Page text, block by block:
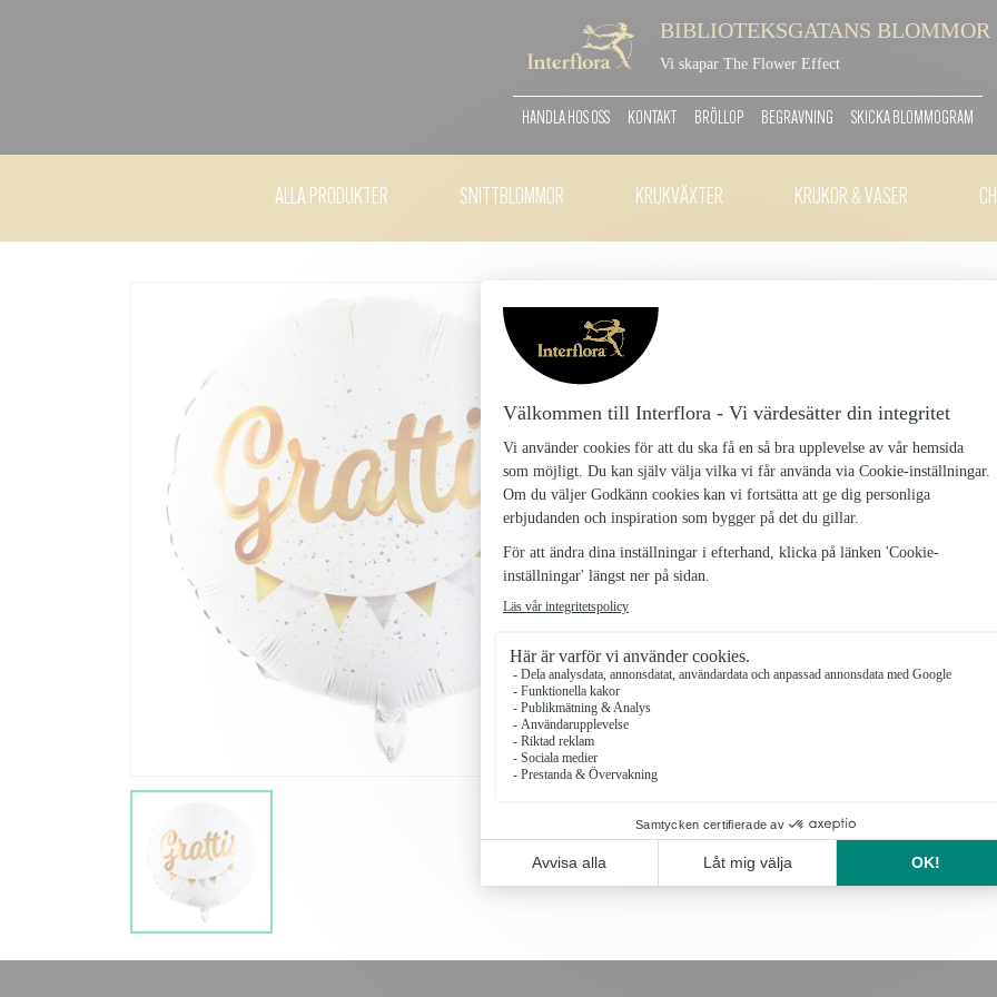
BIBLIOTEKSGATANS BLOMMOR
Vi skapar The Flower Effect
HANDLA HOS OSS KONTAKT BRÖLLOP BEGRAVNING SKICKA BLOMMOGRAM
ALLA PRODUKTER SNITTBLOMMOR KRUKVÄXTER KRUKOR & VASER
Fylld heliumballong, ca 45cm
Antal